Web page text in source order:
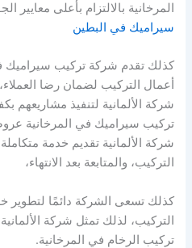
المرخانية بالالتزام بأعلى معايير
سيراميك في البطين
كذلك تقدم شركة تركيب سيراميك
أعمال التركيب لضمان رضا
شركة الألمانية لتنفيذ مشاريعهم
تركيب سيراميك في المرخانية
شركة الألمانية تقديم خدمة
التركيب، والمتابعة بعد الانتهاء،
كذلك تسعى الشركة دائمًا لتطوير
التركيب، لذلك تمثل شركة
تركيب الرخام في المرخانية.